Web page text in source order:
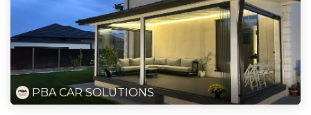
PBA CAR SOLUTIONS